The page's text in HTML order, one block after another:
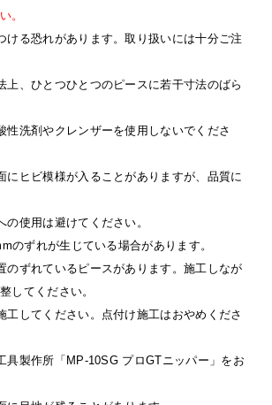
。
ける恐れがあります。取り扱いには十分ご注
上、ひとつひとつのピースに若干寸法のばら
性洗剤やクレンザーを使用しないでくださ
にヒビ模様が入ることがありますが、品質に
使用は避けてください。
のずれが生じている場合があります。
のずれているピースがあります。施工しなが
してください。
工してください。点付け施工はおやめくださ
具製作所「MP-10SG プロGTニッパー」をお